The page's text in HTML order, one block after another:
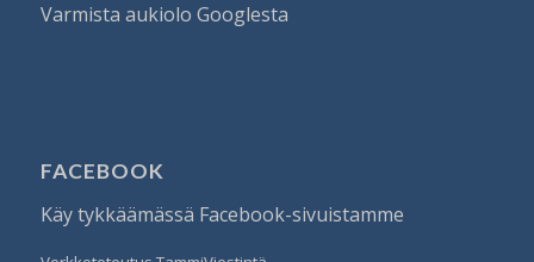
Varmista aukiolo Googlesta
FACEBOOK
Käy tykkäämässä Facebook-sivuistamme